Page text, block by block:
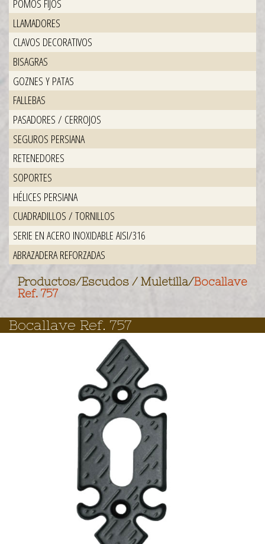
POMOS FIJOS
LLAMADORES
CLAVOS DECORATIVOS
BISAGRAS
GOZNES Y PATAS
FALLEBAS
PASADORES / CERROJOS
SEGUROS PERSIANA
RETENEDORES
SOPORTES
HÉLICES PERSIANA
CUADRADILLOS / TORNILLOS
SERIE EN ACERO INOXIDABLE AISI/316
ABRAZADERA REFORZADAS
Productos/Escudos / Muletilla/Bocallave
Ref. 757
Bocallave Ref. 757